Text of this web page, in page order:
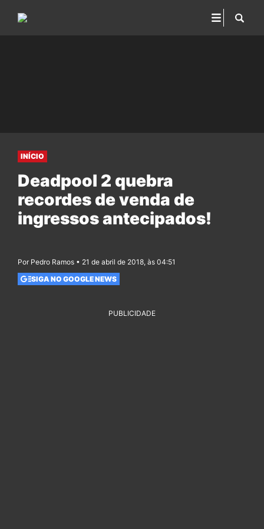
INÍCIO
Deadpool 2 quebra
recordes de venda de
ingressos antecipados!
Por Pedro Ramos • 21 de abril de 2018, às 04:51
SIGA NO GOOGLE NEWS
PUBLICIDADE